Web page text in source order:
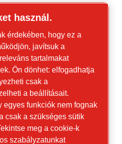
építőipari
mobil energiaellátási
használ.
érdekében, hogy ez a
javítsuk a
tartalmakat
Ön dönhet: elfogadhatja
csak a
a beállításait.
egyes funkciók nem fognak
csak a szükséges sütik
meg a cookie-k
szabályzatunkat